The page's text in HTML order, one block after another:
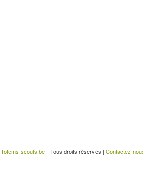
Totems-scouts.be- Tous droits réservés | Contactez-